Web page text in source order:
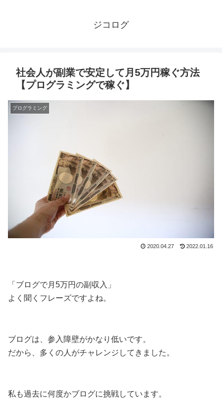
ジコログ
社会人が副業で安定して月5万円稼ぐ方法
【プログラミングで稼ぐ】
プログラミング
2022.01.16
2020.04.27
「ブログで月5万円の副収入」
よく聞くフレーズですよね。
ブログは、参入障壁がかなり低いです。
だから、多くの人がチャレンジしてきました。
私も過去に何度かブログに挑戦しています。